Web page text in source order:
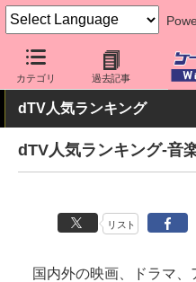
カテゴリ 過去記事
ケータイ Watch 業界動向 調
dTV人気ランキング
dTV人気ランキング-音
リスト
国内外の映画、ドラマ、